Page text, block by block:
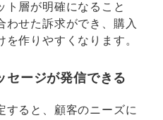
ト層が明確になること
わせた訴求ができ、購入
作りやすくなります。
セージが発信できる
すると、顧客のニーズに